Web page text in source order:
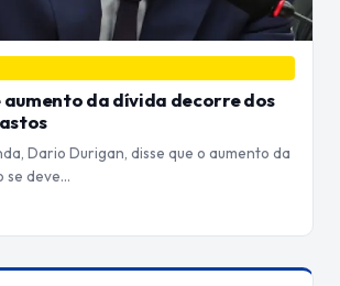
aumento da dívida decorre dos
Dario Durigan, disse que o aumento da
se deve…